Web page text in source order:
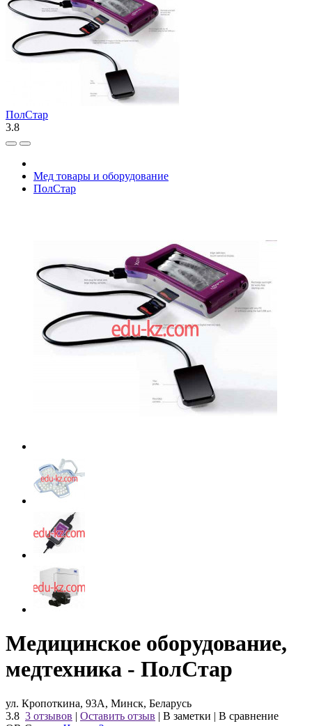
ПолСтар
3.8
Мед товары и оборудование
ПолСтар
Медицинское оборудование,
медтехника - ПолСтар
ул. Кропоткина, 93А, Минск, Беларусь
3.8 3 отзывов | Оставить отзыв | В заметки | В сравнение